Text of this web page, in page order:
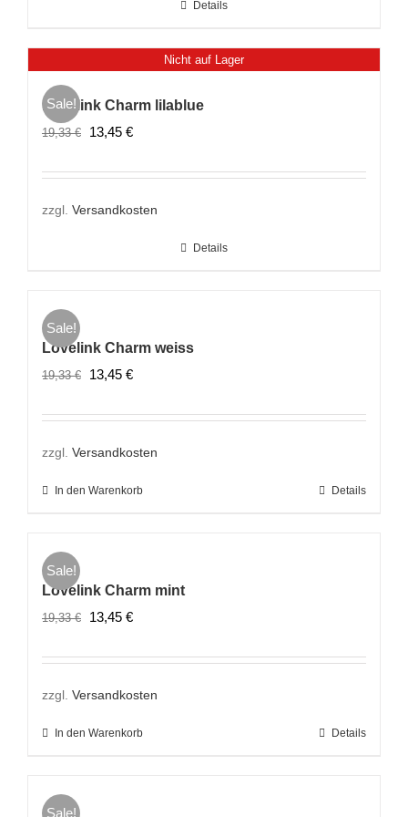
Details
Nicht auf Lager
Sale!
Lovelink Charm lilablue
19,33€
Ursprünglicher
war:
19,33 €
13,45 €Aktueller
ist:
13,45 €.
zzgl. Versandkosten
Details
Sale!
Lovelink Charm weiss
19,33€
Ursprünglicher
war:
19,33 €
13,45 €Aktueller
ist:
13,45 €.
zzgl. Versandkosten
In den Warenkorb Details
Sale!
Lovelink Charm mint
19,33€
Ursprünglicher
war:
19,33 €
13,45 €Aktueller
ist:
13,45 €.
zzgl. Versandkosten
In den Warenkorb Details
Sale!